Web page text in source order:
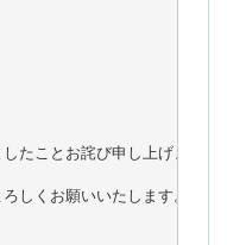
たことお詫び申し上げます。
しくお願いいたします。